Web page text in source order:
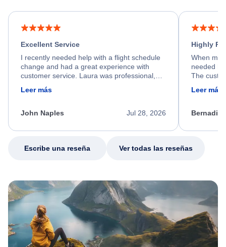
Excellent Service
I recently needed help with a flight schedule
change and had a great experience with
customer service. Laura was professional,
friendly, and very helpful throughout the
process. She quickly found a solution and
appreciate her excellent service.
Leer más
Jul 28, 2026
John Naples
Highly
When my
needed
The
calm,
my issue.
Leer más
Escribe una reseña Ver todas las reseñas